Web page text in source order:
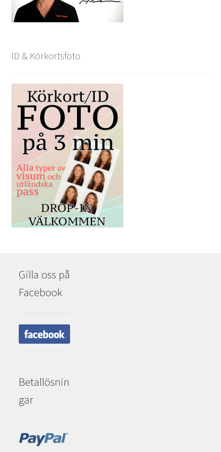
ID & Körkortsfoto
Gilla oss på
Facebook
Betallösnin
gar